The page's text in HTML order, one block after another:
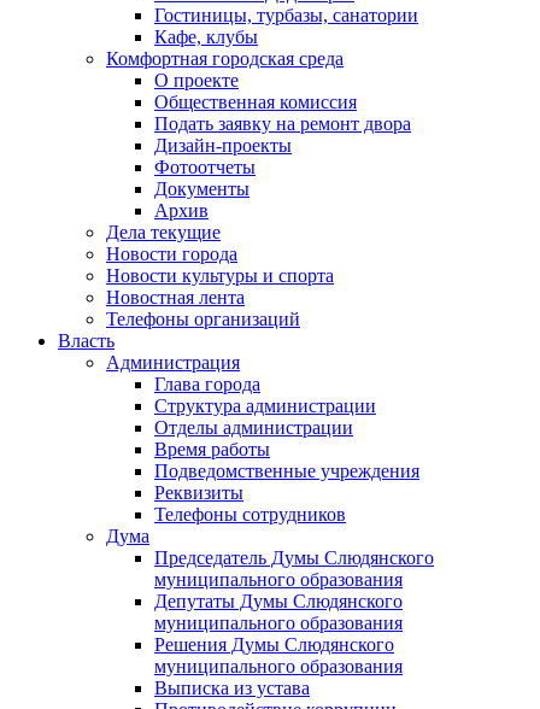
Гостиницы, турбазы, санатории
Кафе, клубы
Комфортная городская среда
О проекте
Общественная комиссия
Подать заявку на ремонт двора
Дизайн-проекты
Фотоотчеты
Документы
Архив
Дела текущие
Новости города
Новости культуры и спорта
Новостная лента
Телефоны организаций
Власть
Администрация
Глава города
Структура администрации
Отделы администрации
Время работы
Подведомственные учреждения
Реквизиты
Телефоны сотрудников
Дума
Председатель Думы Слюдянского
муниципального образования
Депутаты Думы Слюдянского
муниципального образования
Решения Думы Слюдянского
муниципального образования
Выписка из устава